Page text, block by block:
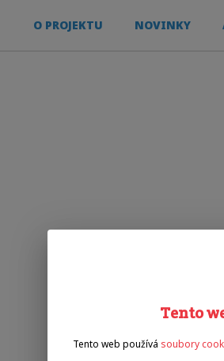
O PROJEKTU NOVINKY
Tento
Tento web používá soubory